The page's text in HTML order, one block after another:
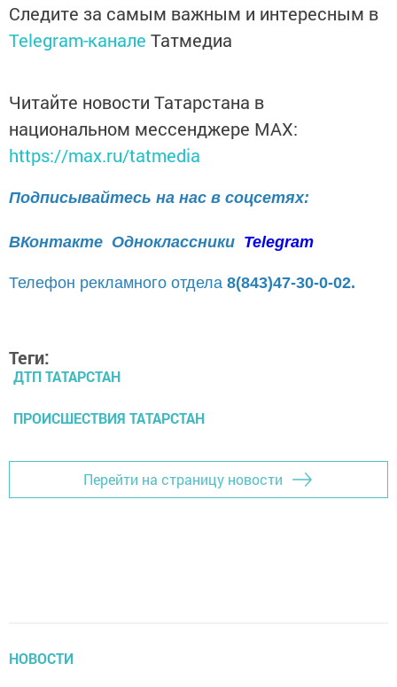
Следите за самым важным и интересным в
Telegram-канале Татмедиа
Читайте новости Татарстана в
национальном мессенджере MАХ:
https://max.ru/tatmedia
Подписывайтесь на нас в соцсетях:
ВКонтакте Одноклассники Telegram
Телефон рекламного отдела 8(843)47-30-0-02.
Теги:
ДТП ТАТАРСТАН
ПРОИСШЕСТВИЯ ТАТАРСТАН
Перейти на страницу новости
НОВОСТИ